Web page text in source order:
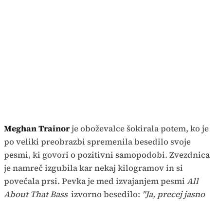
Meghan Trainorje oboževalce šokirala potem, ko je
po veliki preobrazbi spremenila besedilo svoje
pesmi, ki govori o pozitivni samopodobi. Zvezdnica
je namreč izgubila kar nekaj kilogramov in si
povečala prsi. Pevka je med izvajanjem pesmi All
About That Bass izvorno besedilo: "Ja, precej jasno